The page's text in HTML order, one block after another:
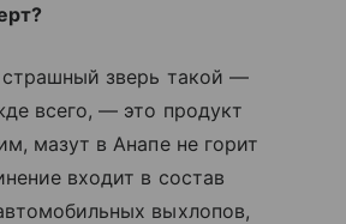
страшный зверь такой —
всего, — это продукт
мазут в Анапе не горит
входит в состав
выхлопов,